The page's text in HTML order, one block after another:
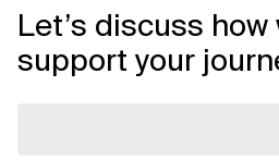
Let’s discuss how
support your